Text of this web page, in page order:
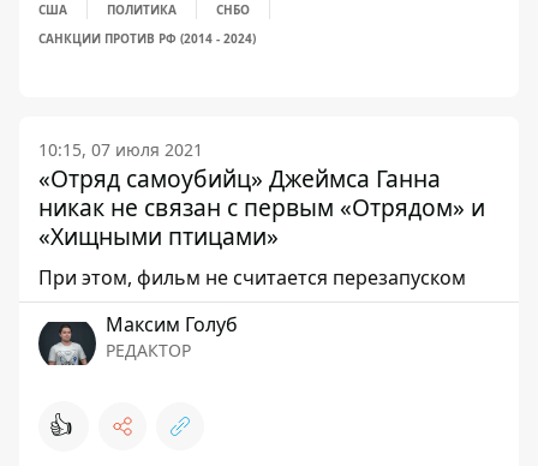
США ПОЛИТИКА
СНБО
САНКЦИИ ПРОТИВ РФ (2014 - 2024)
10:15, 07 июля 2021
«Отряд самоубийц» Джеймса Ганна
никак не связан с первым «Отрядом» и
«Хищными птицами»
При этом, фильм не считается перезапуском
Максим Голуб
РЕДАКТОР
👍